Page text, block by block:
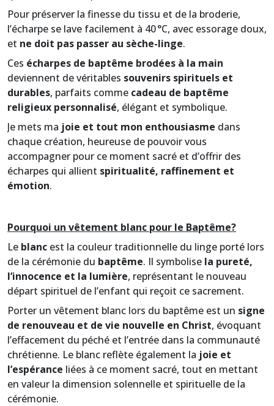
Pour préserver la finesse du tissu et de la broderie,
l’écharpe se lave facilement à 40 °C, avec essorage doux,
et ne doit pas passer au sèche-linge.
Ces écharpes de baptême brodées à la main
deviennent de véritables souvenirs spirituels et
durables, parfaits comme cadeau de baptême
religieux personnalisé, élégant et symbolique.
Je mets ma joie et tout mon enthousiasme dans
chaque création, heureuse de pouvoir vous
accompagner pour ce moment sacré et d’offrir des
écharpes qui allient spiritualité, raffinement et
émotion.
Pourquoi un vêtement blanc pour le Baptême?
Le blanc est la couleur traditionnelle du linge porté lors
de la cérémonie du baptême. Il symbolise la pureté,
l’innocence et la lumière, représentant le nouveau
départ spirituel de l’enfant qui reçoit ce sacrement.
Porter un vêtement blanc lors du baptême est un signe
de renouveau et de vie nouvelle en Christ, évoquant
l’effacement du péché et l’entrée dans la communauté
chrétienne. Le blanc reflète également la joie et
l’espérance liées à ce moment sacré, tout en mettant
en valeur la dimension solennelle et spirituelle de la
cérémonie.